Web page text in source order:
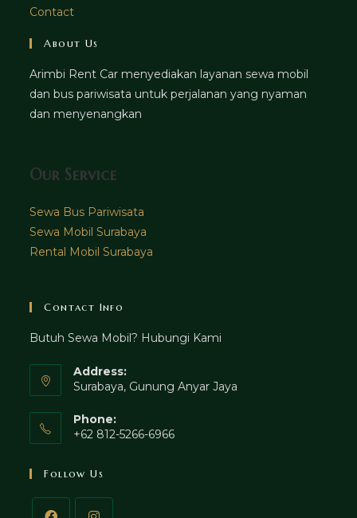
Contact
About Us
Arimbi Rent Car menyediakan layanan sewa mobil
dan bus pariwisata untuk perjalanan yang nyaman
dan menyenangkan
Our Service
Sewa Bus Pariwisata
Sewa Mobil Surabaya
Rental Mobil Surabaya
Contact Info
Butuh Sewa Mobil? Hubungi Kami
Address:
Surabaya, Gunung Anyar Jaya
Phone:
+62 812-5266-6966
Follow Us